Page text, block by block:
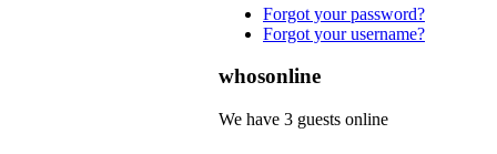
Forgot your password?
Forgot your username?
whosonline
We have 3 guests online